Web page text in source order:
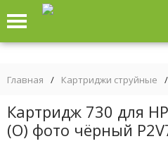
Главная / Картриджи струйные /
Картридж 730 для
(О) фото чёрный